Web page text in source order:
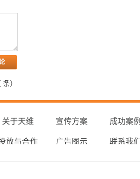
条）
关于天维 宣传方案 成功案例
放与合作 广告图示 联系我们